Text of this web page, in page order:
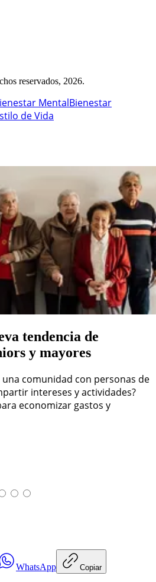
reservados, 2026.
MentalBienestar
de Vida
tendencia de
y mayores
una comunidad con personas de
intereses y actividades?
economizar gastos y
WhatsApp Copiar